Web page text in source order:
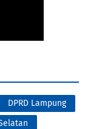
DPRD Lampung